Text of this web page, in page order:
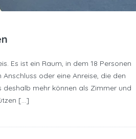
Es ist ein Raum, in dem 18 Personen
oder eine Anreise, die den
mehr können als Zimmer und
[…]